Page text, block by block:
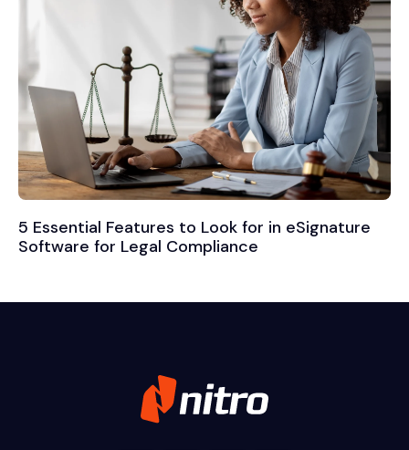
5 Essential Features to Look for in eSignature
Software for Legal Compliance